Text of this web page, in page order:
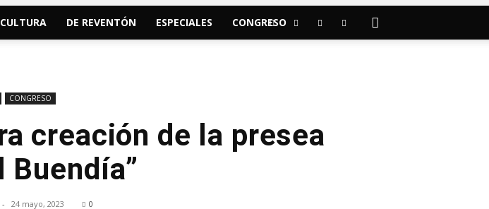
Noticias
CULTURA DE REVENTÓN ESPECIALES CONGRESO
CONGRESO
creación de la presea
Buendía”
- 24 mayo, 2023 0